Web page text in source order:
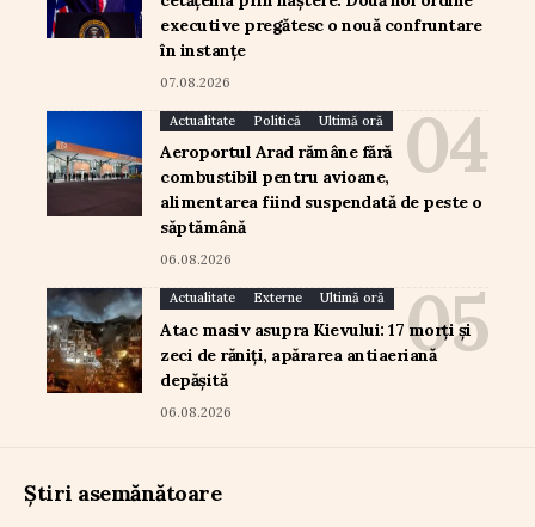
executive pregătesc o nouă confruntare
în instanțe
07.08.2026
Actualitate Politică Ultimă oră
Aeroportul Arad rămâne fără
combustibil pentru avioane,
alimentarea fiind suspendată de peste o
săptămână
06.08.2026
Actualitate Externe Ultimă oră
Atac masiv asupra Kievului: 17 morți și
zeci de răniți, apărarea antiaeriană
depășită
06.08.2026
Știri asemănătoare